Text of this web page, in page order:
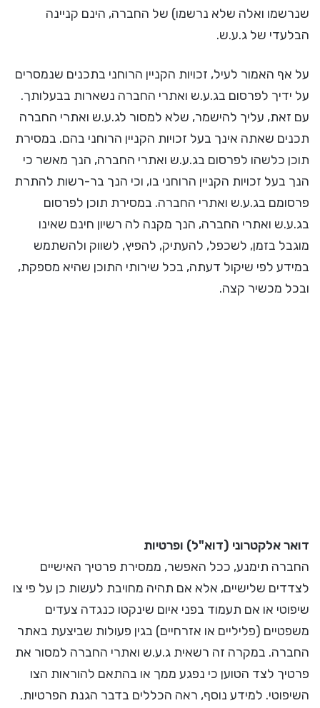
שנרשמו ואלה שלא נרשמו) של החברה, הינם קניינה
הבלעדי של ג.ע.ש.
על אף האמור לעיל, זכויות הקניין הרוחני בתכנים שנמסרים
על ידיך לפרסום בג.ע.ש ואתרי החברה נשארות בבעלותך.
עם זאת, עליך להישמר, שלא למסור לג.ע.ש ואתרי החברה
תכנים שאתה אינך בעל זכויות הקניין הרוחני בהם. במסירת
תוכן כלשהו לפרסום בג.ע.ש ואתרי החברה, הנך מאשר כי
הנך בעל זכויות הקניין הרוחני בו, וכי הנך בר-רשות להתרת
פרסומם בג.ע.ש ואתרי החברה. במסירת תוכן לפרסום
בג.ע.ש ואתרי החברה, הנך מקנה לה רשיון חינם שאינו
מוגבל בזמן, לשכפל, להעתיק, להפיץ, לשווק ולהשתמש
במידע לפי שיקול דעתה, בכל שירותי התוכן שהיא מספקת,
ובכל מכשיר קצה.
דואר אלקטרוני (דוא"ל) ופרטיות
החברה תימנע, ככל האפשר, ממסירת פרטיך האישיים
לצדדים שלישיים, אלא אם תהיה מחויבת לעשות כן על פי צו
שיפוטי או אם תעמוד בפני איום שינקטו כנגדה צעדים
משפטיים (פליליים או אזרחיים) בגין פעולות שביצעת באתר
החברה. במקרה זה רשאית ג.ע.ש ואתרי החברה למסור את
פרטיך לצד הטוען כי נפגע ממך או בהתאם להוראות הצו
השיפוטי. למידע נוסף, ראה הכללים בדבר הגנת הפרטיות.